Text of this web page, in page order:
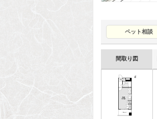
ペット相談
間取り図